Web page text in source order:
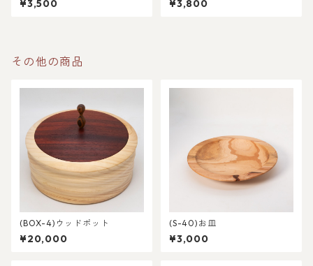
¥3,500 ¥3,800
その他の商品
(BOX-4)ウッドポット
¥20,000
(S-40)お皿
¥3,000